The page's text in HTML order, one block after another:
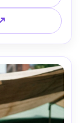
macro,
réaliste,
-ar 4:5